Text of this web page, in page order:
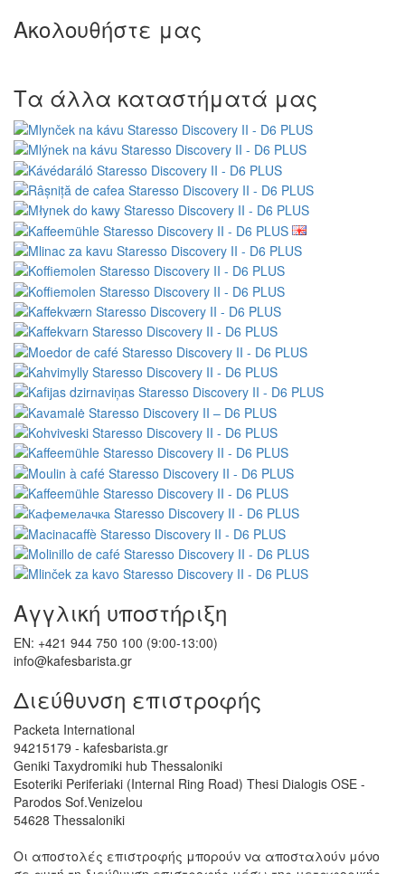
Ακολουθήστε μας
Τα άλλα καταστήματά μας
Αγγλική υποστήριξη
EN: +421 944 750 100 (9:00-13:00)
info@kafesbarista.gr
Διεύθυνση επιστροφής
Packeta International
94215179 - kafesbarista.gr
Geniki Taxydromiki hub Thessaloniki
Esoteriki Periferiaki (Internal Ring Road) Thesi Dialogis OSE -
Parodos Sof.Venizelou
54628 Thessaloniki
Οι αποστολές επιστροφής μπορούν να αποσταλούν μόνο